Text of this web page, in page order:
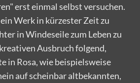
erst einmal selbst versuchen.
Werk in kürzester Zeit zu
in Windeseile zum Leben zu
Ausbruch folgend,
in Rosa, wie beispielsweise
auf scheinbar altbekannten,